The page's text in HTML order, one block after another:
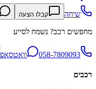
שיחה קבלו הצעה
מחפשים רכב? נשמח לסייע
058-7809093 וואטסאפ
רכבים